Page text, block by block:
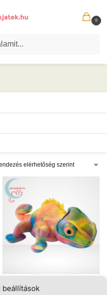
beállítások
0
Élethű plüss kaméleon, 20 cm